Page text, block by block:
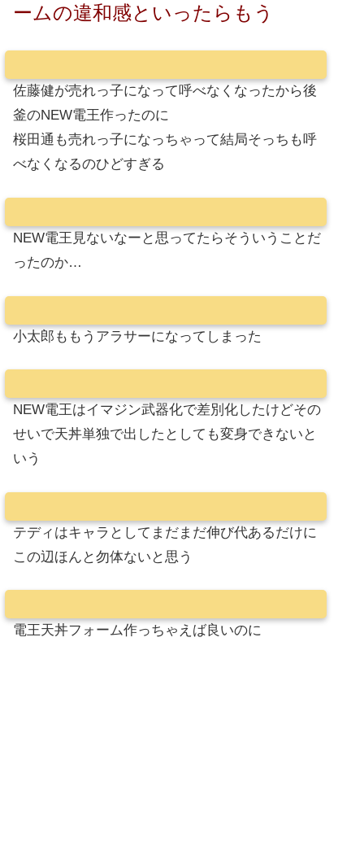
ームの違和感といったらもう
佐藤健が売れっ子になって呼べなくなったから後
釜のNEW電王作ったのに
桜田通も売れっ子になっちゃって結局そっちも呼
べなくなるのひどすぎる
NEW電王見ないなーと思ってたらそういうことだ
ったのか…
小太郎ももうアラサーになってしまった
NEW電王はイマジン武器化で差別化したけどその
せいで天丼単独で出したとしても変身できないと
いう
テディはキャラとしてまだまだ伸び代あるだけに
この辺ほんと勿体ないと思う
電王天丼フォーム作っちゃえば良いのに